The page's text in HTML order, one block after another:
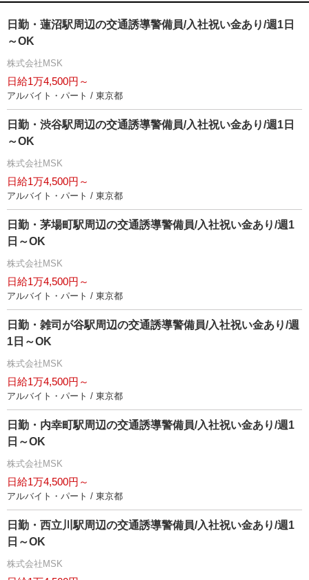
日勤・蓮沼駅周辺の交通誘導警備員/入社祝い金あり/週1日
～OK
株式会社MSK
日給1万4,500円～
アルバイト・パート / 東京都
日勤・渋谷駅周辺の交通誘導警備員/入社祝い金あり/週1日
～OK
株式会社MSK
日給1万4,500円～
アルバイト・パート / 東京都
日勤・茅場町駅周辺の交通誘導警備員/入社祝い金あり/週1
日～OK
株式会社MSK
日給1万4,500円～
アルバイト・パート / 東京都
日勤・雑司が谷駅周辺の交通誘導警備員/入社祝い金あり/週
1日～OK
株式会社MSK
日給1万4,500円～
アルバイト・パート / 東京都
日勤・内幸町駅周辺の交通誘導警備員/入社祝い金あり/週1
日～OK
株式会社MSK
日給1万4,500円～
アルバイト・パート / 東京都
日勤・西立川駅周辺の交通誘導警備員/入社祝い金あり/週1
日～OK
株式会社MSK